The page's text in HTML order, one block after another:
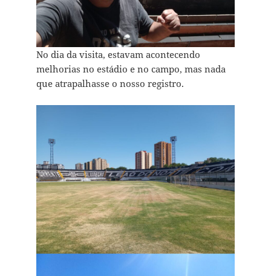
No dia da visita, estavam acontecendo
melhorias no estádio e no campo, mas nada
que atrapalhasse o nosso registro.